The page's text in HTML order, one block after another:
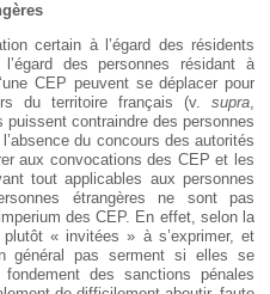
certain à l’égard des résidents
des personnes résidant à
CEP peuvent se déplacer pour
du territoire français (v. supra,
puissent contraindre des personnes
du concours des autorités
aux convocations des CEP et les
tout applicables aux personnes
étrangères ne sont pas
des CEP. En effet, selon la
« invitées » à s’exprimer, et
général pas serment si elles se
des sanctions pénales